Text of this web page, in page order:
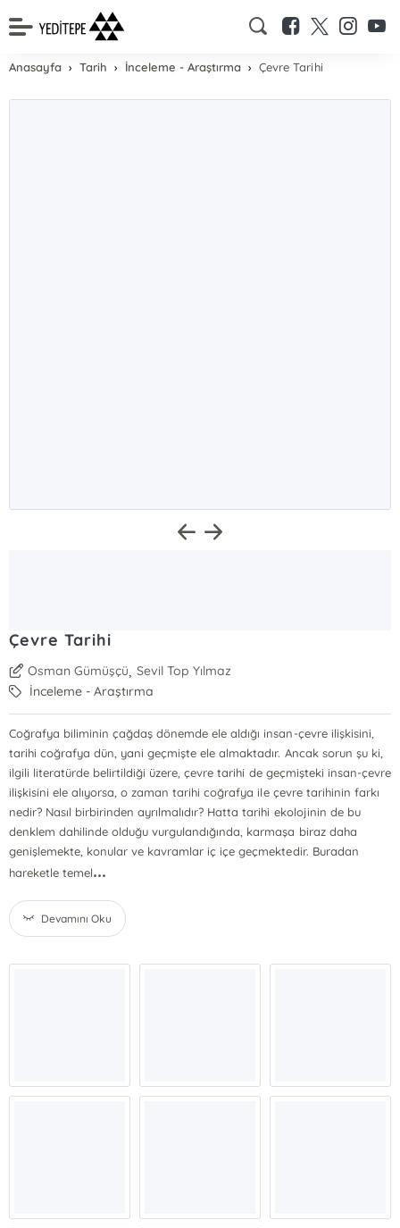
Anasayfa Tarih İnceleme - Araştırma Çevre Tarihi
Çevre Tarihi
Osman Gümüşçü, Sevil Top Yılmaz
İnceleme - Araştırma
Coğrafya biliminin çağdaş dönemde ele aldığı insan-çevre ilişkisini,
tarihi coğrafya dün, yani geçmişte ele almaktadır. Ancak sorun şu ki,
ilgili literatürde belirtildiği üzere, çevre tarihi de geçmişteki insan-çevre
ilişkisini ele alıyorsa, o zaman tarihi coğrafya ile çevre tarihinin farkı
nedir? Nasıl birbirinden ayrılmalıdır? Hatta tarihi ekolojinin de bu
denklem dahilinde olduğu vurgulandığında, karmaşa biraz daha
genişlemekte, konular ve kavramlar iç içe geçmektedir. Buradan
hareketle temel...
Devamını Oku